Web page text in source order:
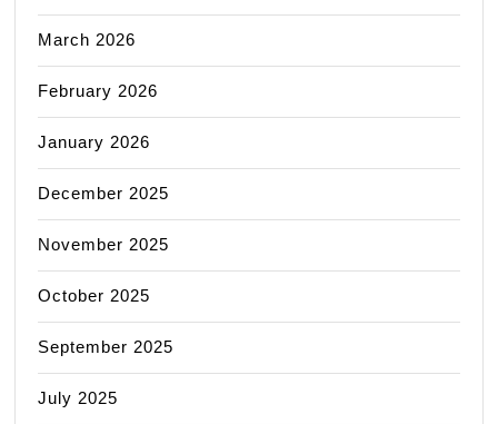
March 2026
February 2026
January 2026
December 2025
November 2025
October 2025
September 2025
July 2025